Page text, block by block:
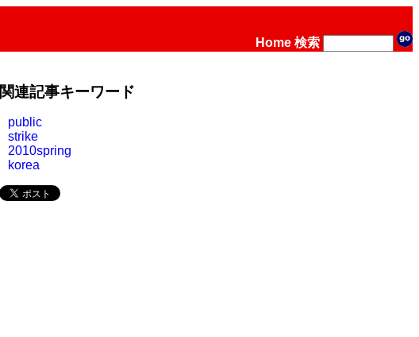
Home 検索
関連記事キーワード
public
strike
2010spring
korea